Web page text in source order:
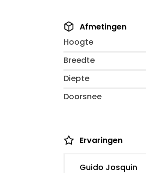
Afmetingen
Hoogte
Breedte
Diepte
Doorsnee
Ervaringen
Guido Josquin
Jolanda
Lisa Muller
Janina
Gina van der Loo
Jacky Fleer
Anton Post